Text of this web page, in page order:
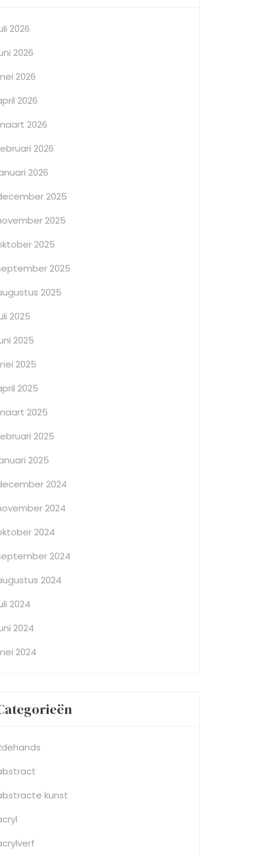
2026
2026
2026
2026
2026
2026
2026
2025
2025
2025
2025
2025
2025
2025
2025
2025
2025
2025
2025
2024
2024
2024
2024
2024
2024
2024
2024
kunst